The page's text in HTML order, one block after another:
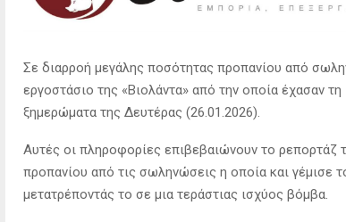
Σε διαρροή μεγάλης ποσότητας προπανίου από
εργοστάσιο της «Βιολάντα» από την οποία έχασαν
ξημερώματα της Δευτέρας (26.01.2026).
Αυτές οι πληροφορίες επιβεβαιώνουν το ρεπορτάζ
προπανίου από τις σωληνώσεις η οποία και γέμισε
μετατρέποντάς το σε μια τεράστιας ισχύος βόμβα.